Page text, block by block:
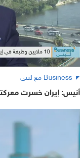
Business مع لبنى
أنيس: إيران خسرت